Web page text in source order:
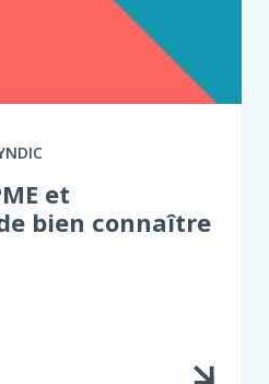
et
bien connaître